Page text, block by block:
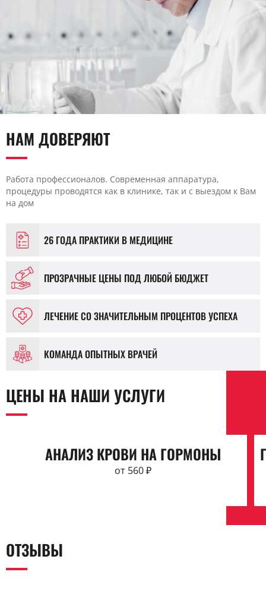
НАМ ДОВЕРЯЮТ
Работа профессионалов. Современная аппаратура,
процедуры проводятся как в клинике, так и с выездом к Вам
на дом
26 ГОДА ПРАКТИКИ В МЕДИЦИНЕ
ПРОЗРАЧНЫЕ ЦЕНЫ ПОД ЛЮБОЙ БЮДЖЕТ
ЛЕЧЕНИЕ СО ЗНАЧИТЕЛЬНЫМ ПРОЦЕНТОВ УСПЕХА
КОМАНДА ОПЫТНЫХ ВРАЧЕЙ
ЦЕНЫ НА НАШИ УСЛУГИ
АНАЛИЗ КРОВИ НА ГОРМОНЫ
от 560 ₽
ОТЗЫВЫ